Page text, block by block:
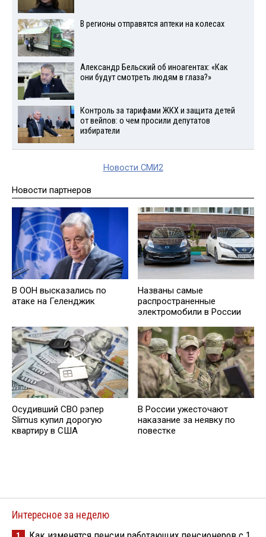
В регионы отправятся аптеки на колесах
Александр Бельский об иноагентах: «Как
они будут смотреть людям в глаза?»
Контроль за тарифами ЖКХ и защита детей
от вейпов: о чем просили депутатов
избиратели
Новости СМИ2
Новости партнеров
В ООН высказались по
атаке на Геленджик
Названы самые
распространенные
электромобили в России
Осудивший СВО рэпер
Slimus купил дорогую
квартиру в США
В России ужесточают
наказание за неявку по
повестке
Интересное за неделю